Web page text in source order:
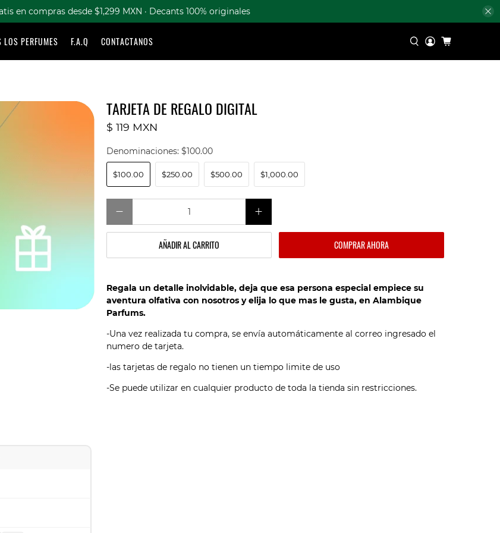
en compras desde $1,299 MXN · Decants 100% originales
LOS PERFUMES F.A.Q CONTACTANOS
TARJETA DE REGALO DIGITAL
$ 119 MXN
Denominaciones: $100.00
$100.00 $250.00 $500.00 $1,000.00
AÑADIR AL CARRITO COMPRAR AHORA
Regala un detalle inolvidable, deja que esa persona especial empiece su
aventura olfativa con nosotros y elija lo que mas le gusta, en Alambique
Parfums.
-Una vez realizada tu compra, se envía automáticamente al correo ingresado el
numero de tarjeta.
-las tarjetas de regalo no tienen un tiempo limite de uso
-Se puede utilizar en cualquier producto de toda la tienda sin restricciones.